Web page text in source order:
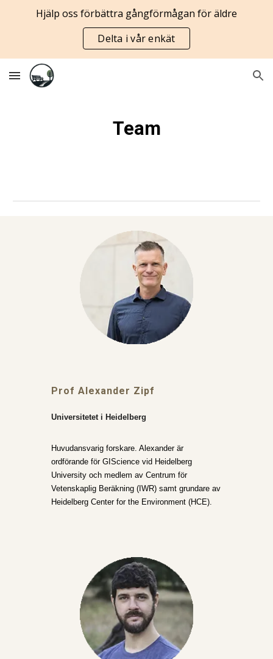
Skip to main content
Hjälp oss förbättra gångförmågan för äldre
Delta i vår enkät
Team
Prof Alexander Zipf
Universitetet i Heidelberg
Huvudansvarig forskare. Alexander är
ordförande för GIScience vid Heidelberg
University och medlem av Centrum för
Vetenskaplig Beräkning (IWR) samt grundare av
Heidelberg Center for the Environment (HCE).